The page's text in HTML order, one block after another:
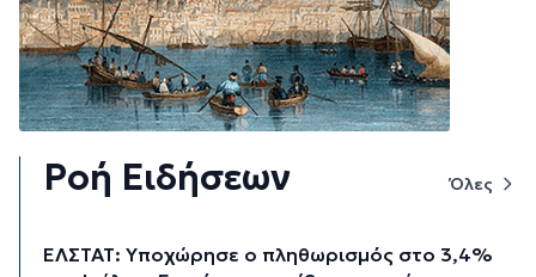
Ροή Ειδήσεων Όλες
ΕΛΣΤΑΤ: Υποχώρησε ο πληθωρισμός στο 3,4%